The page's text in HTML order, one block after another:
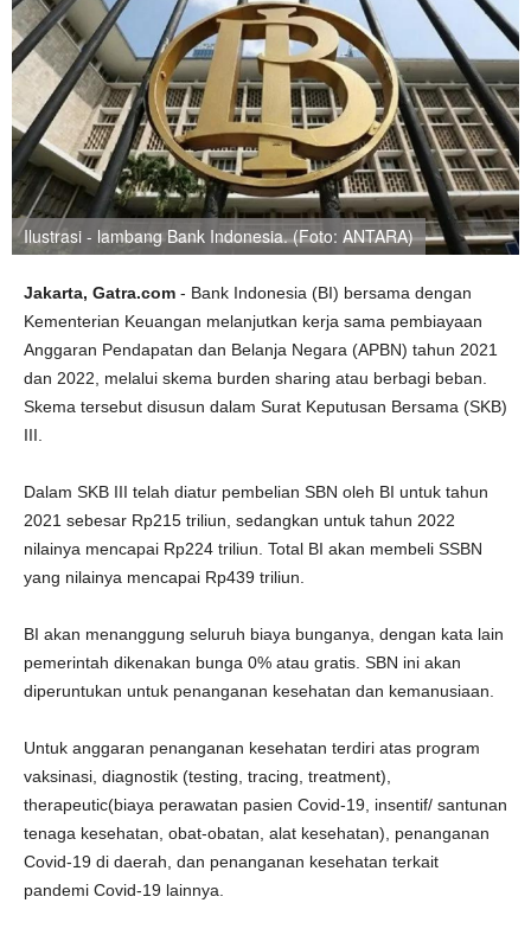
Ilustrasi - lambang Bank Indonesia. (Foto: ANTARA)
Jakarta, Gatra.com - Bank Indonesia (BI) bersama dengan
Kementerian Keuangan melanjutkan kerja sama pembiayaan
Anggaran Pendapatan dan Belanja Negara (APBN) tahun 2021
dan 2022, melalui skema burden sharing atau berbagi beban.
Skema tersebut disusun dalam Surat Keputusan Bersama (SKB)
III.
Dalam SKB III telah diatur pembelian SBN oleh BI untuk tahun
2021 sebesar Rp215 triliun, sedangkan untuk tahun 2022
nilainya mencapai Rp224 triliun. Total BI akan membeli SSBN
yang nilainya mencapai Rp439 triliun.
BI akan menanggung seluruh biaya bunganya, dengan kata lain
pemerintah dikenakan bunga 0% atau gratis. SBN ini akan
diperuntukan untuk penanganan kesehatan dan kemanusiaan.
Untuk anggaran penanganan kesehatan terdiri atas program
vaksinasi, diagnostik (testing, tracing, treatment),
therapeutic(biaya perawatan pasien Covid-19, insentif/ santunan
tenaga kesehatan, obat-obatan, alat kesehatan), penanganan
Covid-19 di daerah, dan penanganan kesehatan terkait
pandemi Covid-19 lainnya.